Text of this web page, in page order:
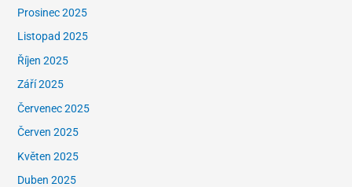
Prosinec 2025
Listopad 2025
Říjen 2025
Září 2025
Červenec 2025
Červen 2025
Květen 2025
Duben 2025